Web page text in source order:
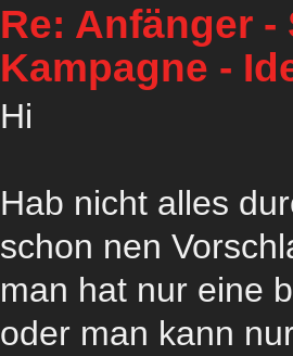
Re: Anfänger
Kampagne -
Hi
Hab nicht alles
schon nen
man hat nur eine
oder man kann